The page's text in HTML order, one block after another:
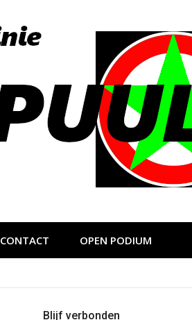
CONTACT OPEN PODIUM
Blijf verbonden